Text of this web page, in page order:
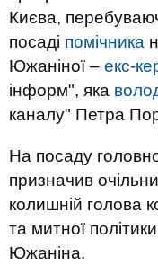
Києва,
посаді помічника
Южаніної – екс-
інформ", яка
каналу" Петра
На посаду
призначив
колишній голова
та митної
Южаніна.